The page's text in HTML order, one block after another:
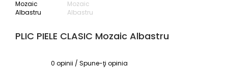
PLIC PIELE CLASIC Mozaic Albastru
0 opinii / Spune-ţi opinia